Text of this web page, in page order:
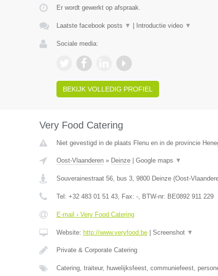
Er wordt gewerkt op afspraak.
Laatste facebook posts ▼ Introductie video ▼
Sociale media:
BEKIJK VOLLEDIG PROFIEL
Very Food Catering
Niet gevestigd in de plaats Flenu en in de provincie
Oost-Vlaanderen» Deinze| Google maps ▼
Souverainestraat 56, bus 3, 9800 Deinze(Oost-
Tel: +32 483 01 51 43, Fax: -, BTW-nr: BE0892 911 229
E-mail › Very Food Catering
Website: http://www.veryfood.be| Screenshot ▼
Private & Corporate Catering
Catering, traiteur, huwelijksfeest, communiefeest,